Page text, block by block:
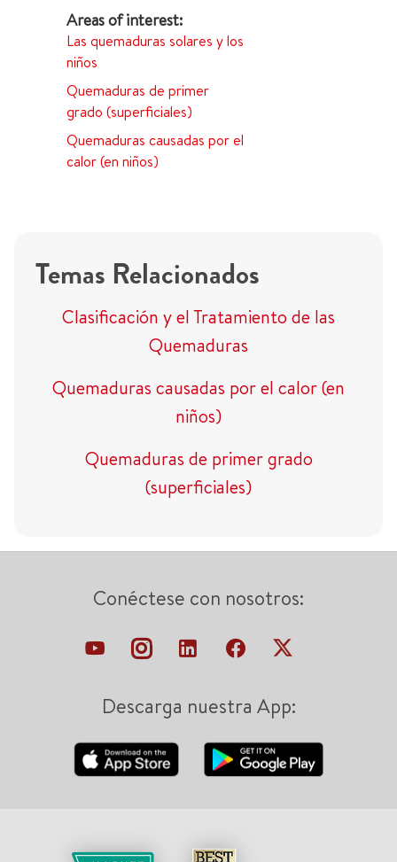
Las quemaduras solares y los
niños
Quemaduras de primer
grado (superficiales)
Quemaduras causadas por el
calor (en niños)
Temas Relacionados
Clasificación y el Tratamiento de las
Quemaduras
Quemaduras causadas por el calor (en
niños)
Quemaduras de primer grado
(superficiales)
Conéctese con nosotros:
Descarga nuestra App: